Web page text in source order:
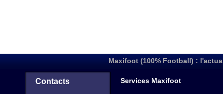
Maxifoot (100% Football) :
Contacts Services Maxifoot